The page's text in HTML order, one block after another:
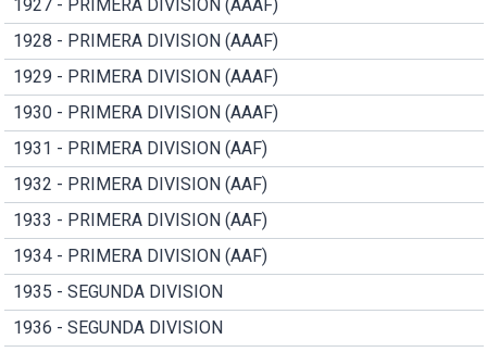
1927 - PRIMERA DIVISION (AAAF)
1928 - PRIMERA DIVISION (AAAF)
1929 - PRIMERA DIVISION (AAAF)
1930 - PRIMERA DIVISION (AAAF)
1931 - PRIMERA DIVISION (AAF)
1932 - PRIMERA DIVISION (AAF)
1933 - PRIMERA DIVISION (AAF)
1934 - PRIMERA DIVISION (AAF)
1935 - SEGUNDA DIVISION
1936 - SEGUNDA DIVISION